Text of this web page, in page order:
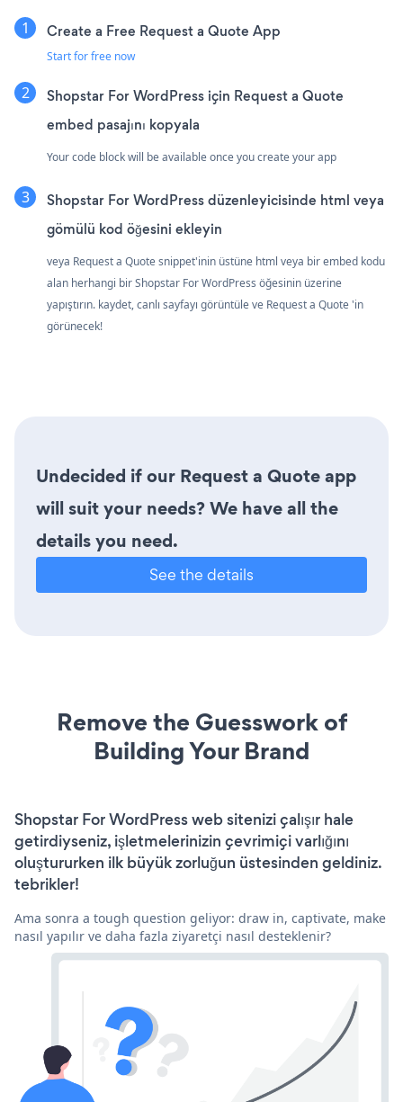
Create a Free Request a Quote App
Start for free now
Shopstar For WordPress için Request a Quote
embed pasajını kopyala
Your code block will be available once you create your app
Shopstar For WordPress düzenleyicisinde html veya
gömülü kod öğesini ekleyin
veya Request a Quote snippet'inin üstüne html veya bir embed kodu
alan herhangi bir Shopstar For WordPress öğesinin üzerine
yapıştırın. kaydet, canlı sayfayı görüntüle ve Request a Quote 'in
görünecek!
Undecided if our Request a Quote app
will suit your needs? We have all the
details you need.
See the details
Remove the Guesswork of
Building Your Brand
Shopstar For WordPress web sitenizi çalışır hale
getirdiyseniz, işletmelerinizin çevrimiçi varlığını
oluştururken ilk büyük zorluğun üstesinden geldiniz.
tebrikler!
Ama sonra a tough question geliyor: draw in, captivate, make
nasıl yapılır ve daha fazla ziyaretçi nasıl desteklenir?